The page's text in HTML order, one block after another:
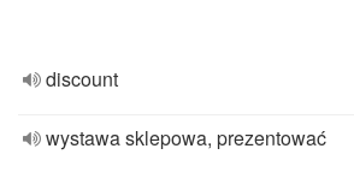
discount
wystawa sklepowa, prezentować